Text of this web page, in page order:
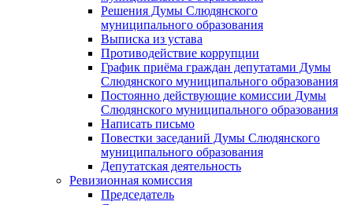
Решения Думы Слюдянского
муниципального образования
Выписка из устава
Противодействие коррупции
График приёма граждан депутатами Думы
Слюдянского муниципального образования
Постоянно действующие комиссии Думы
Слюдянского муниципального образования
Написать письмо
Повестки заседаний Думы Слюдянского
муниципального образования
Депутатская деятельность
Ревизионная комиссия
Председатель